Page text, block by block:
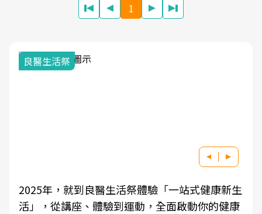
1
良醫生活祭
2025年，就到良醫生活祭體驗「一站式健康新生
活」，從講座、體驗到運動，全面啟動你的健康